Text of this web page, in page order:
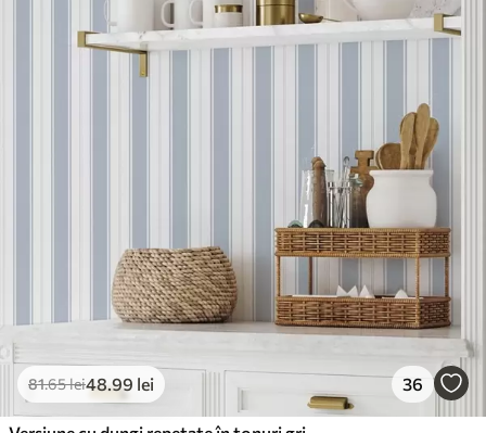
81.65lei48.99 lei 36